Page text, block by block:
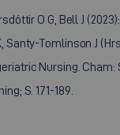
O G, Bell J
Santy-Tomlinson J
Nursing. Cham:
S. 171-189.